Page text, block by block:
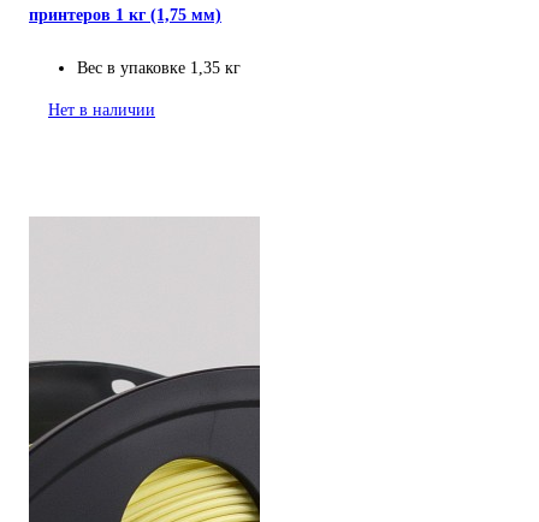
принтеров 1 кг (1,75 мм)
Вес в упаковке 1,35 кг
Нет в наличии